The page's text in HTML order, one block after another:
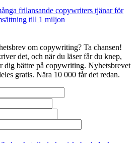
frilansande copywriters tjänar för
till 1 miljon
om copywriting? Ta chansen!
det, och när du läser får du knep,
dig bättre på copywriting. Nyhetsbrevet
gratis. Nära 10 000 får det redan.